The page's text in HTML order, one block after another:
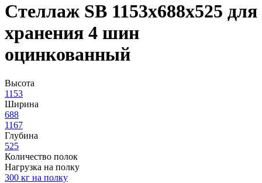
Стеллаж SB 1153х688х525 для
хранения 4 шин
оцинкованный
Высота
1153
Ширина
688
1167
Глубина
525
Количество полок
Нагрузка на полку
300 кг на полку